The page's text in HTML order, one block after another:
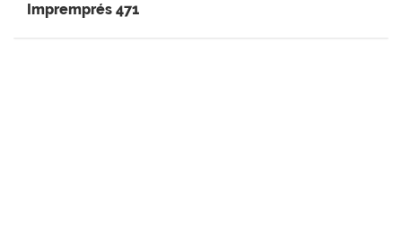
Impremprés 471